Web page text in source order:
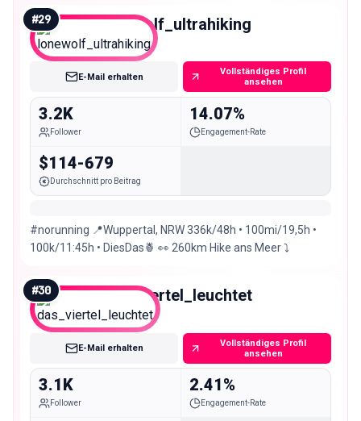
#29 lonewolf_ultrahiking
Nano
E-Mail erhalten
Vollständiges Profil
ansehen
3.2K
Follower
14.07%
Engagement-Rate
$114-679
Durchschnitt pro Beitrag
#norunning 📍Wuppertal, NRW 336k/48h • 100mi/19,5h •
100k/11:45h • DiesDas🍍 👀 260km Hike ans Meer ⤵️
#30 das_viertel_leuchtet
Nano
E-Mail erhalten
Vollständiges Profil
ansehen
3.1K
Follower
2.41%
Engagement-Rate